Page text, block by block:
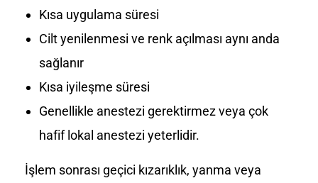
Kısa uygulama süresi
Cilt yenilenmesi ve renk açılması aynı anda
sağlanır
Kısa iyileşme süresi
Genellikle anestezi gerektirmez veya çok
hafif lokal anestezi yeterlidir.
İşlem sonrası geçici kızarıklık, yanma veya